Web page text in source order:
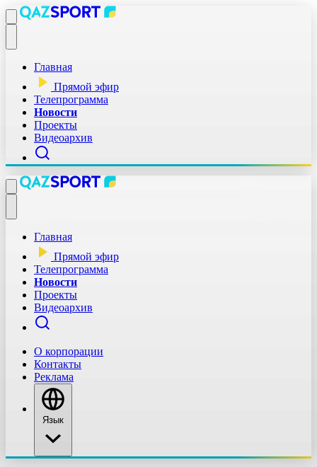
Главная
Прямой эфир
Телепрограмма
Новости
Проекты
Видеоархив
Главная
Прямой эфир
Телепрограмма
Новости
Проекты
Видеоархив
О корпорации
Контакты
Реклама
Язык